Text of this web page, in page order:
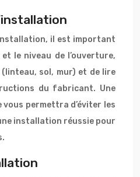
il est important
le niveau de l’ouverture,
sol, mur) et de lire
du fabricant. Une
permettra d’éviter les
installation réussie pour